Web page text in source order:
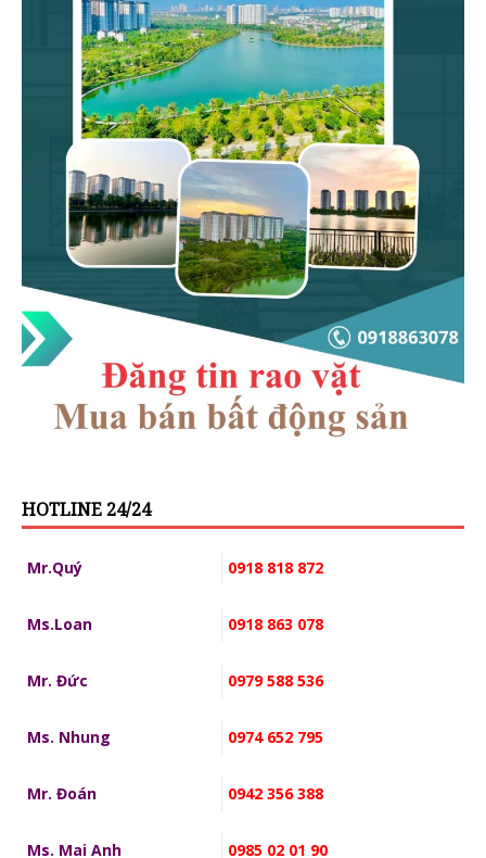
HOTLINE 24/24
Mr.Quý 0918 818 872
Ms.Loan 0918 863 078
Mr. Đức 0979 588 536
Ms. Nhung 0974 652 795
Mr. Đoán 0942 356 388
Ms. Mai Anh 0985 02 01 90